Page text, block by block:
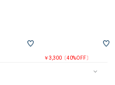
￥3,300〔40%OFF〕